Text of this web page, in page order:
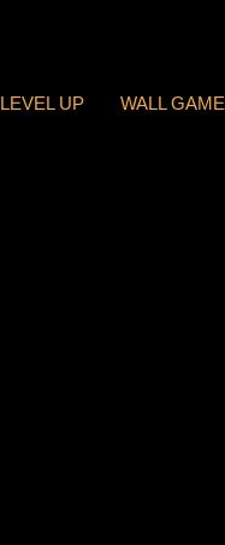
LEVEL UP WALL GAME